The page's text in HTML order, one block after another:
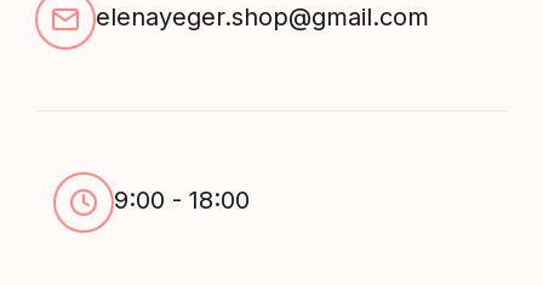
elenayeger.shop@gmail.com
9:00 - 18:00